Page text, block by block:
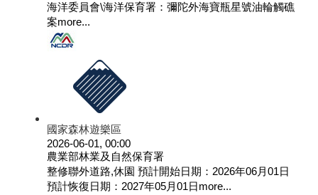
海洋委員會\海洋保育署：彌陀外海寶瓶星號油輪觸礁
案more...
國家森林遊樂區
2026-06-01, 00:00
農業部林業及自然保育署
整修聯外道路,休園 預計開始日期：2026年06月01日
預計恢復日期：2027年05月01日more...